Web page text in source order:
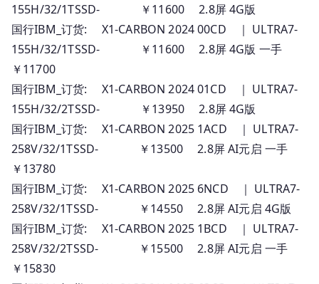
155H/32/1TSSD- ￥11600 2.8屏 4G版
国行IBM_订货: X1-CARBON 2024 00CD ｜ ULTRA7-
155H/32/1TSSD- ￥11600 2.8屏 4G版 一手
￥11700
国行IBM_订货: X1-CARBON 2024 01CD ｜ ULTRA7-
155H/32/2TSSD- ￥13950 2.8屏 4G版
国行IBM_订货: X1-CARBON 2025 1ACD ｜ ULTRA7-
258V/32/1TSSD- ￥13500 2.8屏 AI元启 一手
￥13780
国行IBM_订货: X1-CARBON 2025 6NCD ｜ ULTRA7-
258V/32/1TSSD- ￥14550 2.8屏 AI元启 4G版
国行IBM_订货: X1-CARBON 2025 1BCD ｜ ULTRA7-
258V/32/2TSSD- ￥15500 2.8屏 AI元启 一手
￥15830